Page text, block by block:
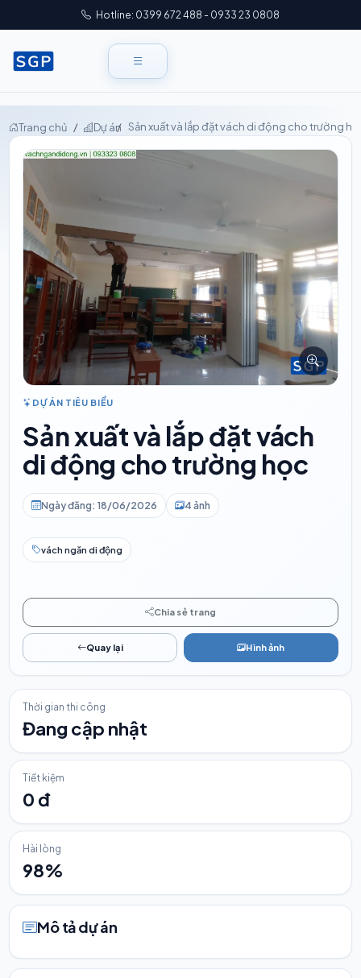
Hotline: 0399 672 488 - 0933 23 0808
Trang chủ Dự án Sản xuất và lắp đặt vách di động cho trường
DỰ ÁN TIÊU BIỂU
Sản xuất và lắp đặt vách
di động cho trường học
Ngày đăng: 18/06/2026 4 ảnh
vách ngăn di động
Chia sẻ trang
Quay lại Hình ảnh
Thời gian thi công
Đang cập nhật
Tiết kiệm
0 đ
Hài lòng
98%
Mô tả dự án